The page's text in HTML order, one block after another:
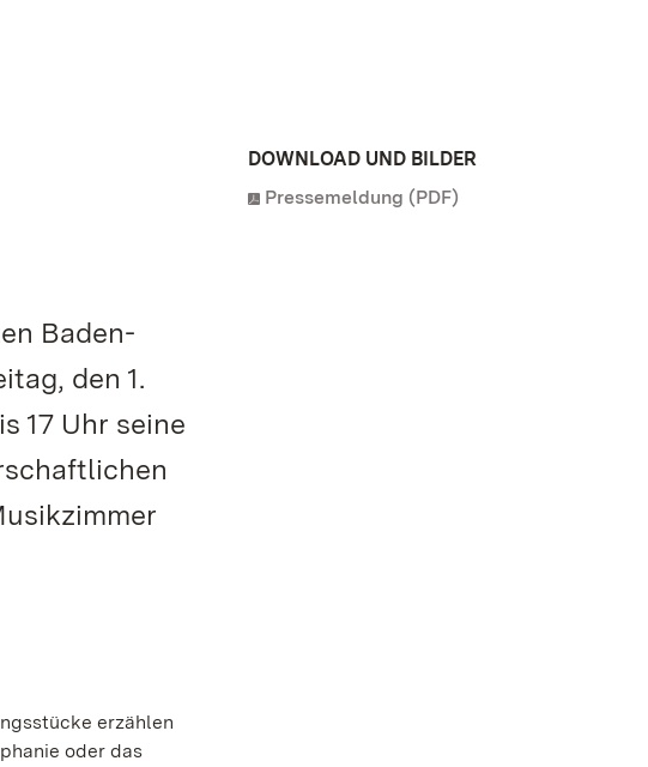
Baden-
den 1.
17 Uhr seine
erzählen
oder das
DOWNLOAD UND BILDER
Pressemeldung (PDF)